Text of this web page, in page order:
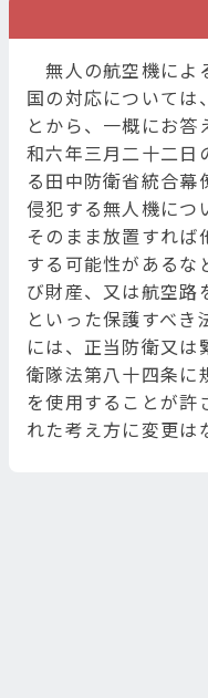
無人の航空機によ
国の対応については
とから、一概にお
和六年三月二十二日
る田中防衛省統合幕
侵犯する無人機につ
そのまま放置すれば
する可能性があるな
び財産、又は航空路
といった保護すべ
には、正当防衛又は
衛隊法第八十四条に
を使用することが許
れた考え方に変更は